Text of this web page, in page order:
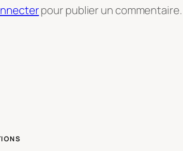
pour publier un commentaire.